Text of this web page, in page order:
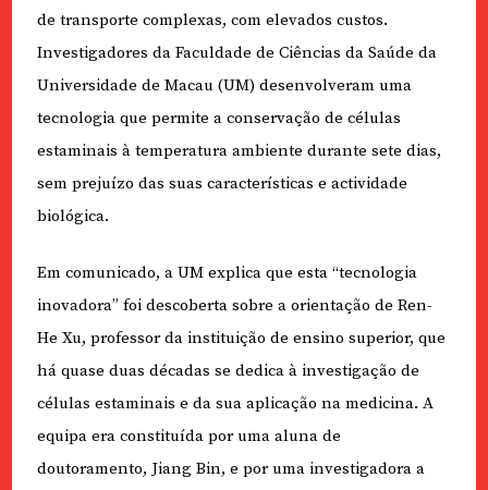
de transporte complexas, com elevados custos.
Investigadores da Faculdade de Ciências da Saúde da
Universidade de Macau (UM) desenvolveram uma
tecnologia que permite a conservação de células
estaminais à temperatura ambiente durante sete dias,
sem prejuízo das suas características e actividade
biológica.
Em comunicado, a UM explica que esta “tecnologia
inovadora” foi descoberta sobre a orientação de Ren-
He Xu, professor da instituição de ensino superior, que
há quase duas décadas se dedica à investigação de
células estaminais e da sua aplicação na medicina. A
equipa era constituída por uma aluna de
doutoramento, Jiang Bin, e por uma investigadora a